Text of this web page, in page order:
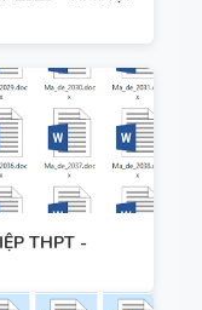
THPT -